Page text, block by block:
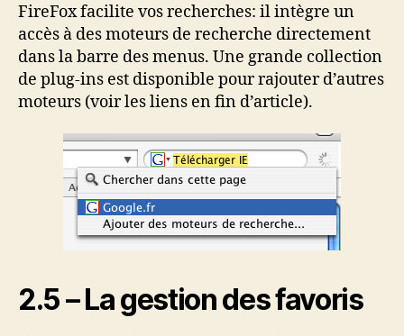
FireFox facilite vos recherches: il intègre un
accès à des moteurs de recherche directement
dans la barre des menus. Une grande collection
de plug-ins est disponible pour rajouter d’autres
moteurs (voir les liens en fin d’article).
2.5 – La gestion des favoris